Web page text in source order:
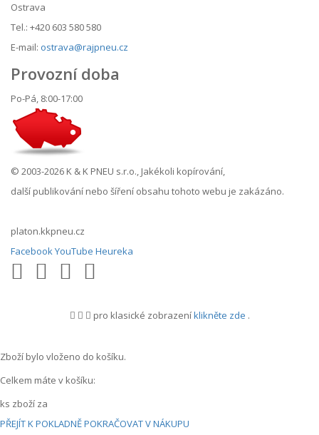
Ostrava
Tel.: +420 603 580 580
E-mail: ostrava@rajpneu.cz
Provozní doba
Po-Pá, 8:00-17:00
© 2003-2026 K & K PNEU s.r.o., Jakékoli kopírování,
další publikování nebo šíření obsahu tohoto webu je zakázáno.
platon.kkpneu.cz
FacebookYouTube Heureka
pro klasické zobrazeníklikněte zde .
Zboží bylo vloženo do košíku.
Celkem máte v košíku:
ks zboží za
PŘEJÍT K POKLADNĚPOKRAČOVAT V NÁKUPU